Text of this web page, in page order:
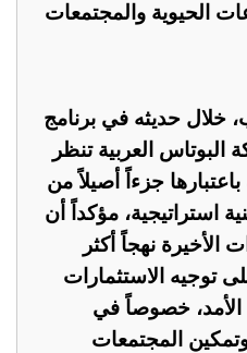
الحيوية والمجتمعات
خلال حديثه في برنامج
العربية تنظر
جزءاً أصيلاً من
استراتيجية، مؤكداً أن
الأخيرة نهجاً أكثر
توجيه الاستثمارات
الأمد، خصوصاً في
المجتمعات